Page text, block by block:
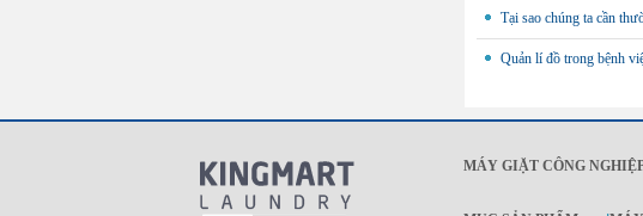
Tại sao chúng ta cần
Quản lí đồ trong bệnh
MÁY GIẶT CÔNG